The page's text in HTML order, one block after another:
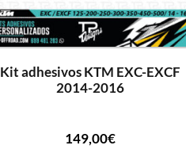
Kit adhesivos KTM EXC-EXCF
2014-2016
149,00€